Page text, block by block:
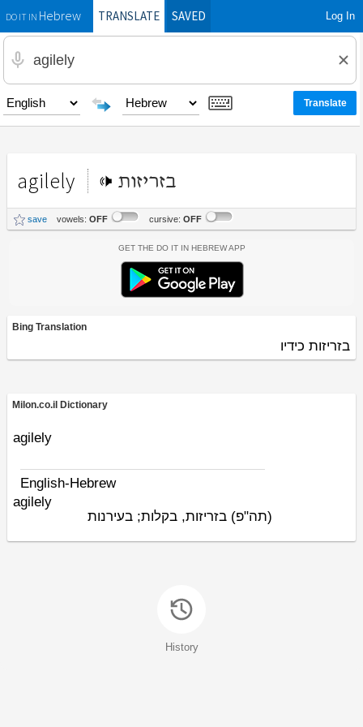
DO IT INHebrewTRANSLATE SAVED Log In
agilely בזריזות
save vowels: OFF cursive: OFF
Get the Do It In Hebrew App
Bing Translation
בזריזות כידיו
Milon.co.il Dictionary
agilely
English-Hebrew
agilely
(תה"פ) בזריזות, בקלות; בעירנות
History